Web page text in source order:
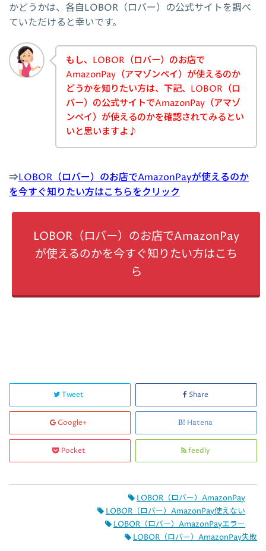
かどうかは、各自LOBOR（ロバー）の公式サイトを調べ
ていただけると幸いです。
もし、LOBOR（ロバー）のお店で
AmazonPay（アマゾンペイ）が使えるのか
どうかを知りたい方は、下記、LOBOR（ロ
バー）の公式サイトでAmazonPay（アマゾ
ンペイ）が使えるのかを確認されてみるとい
いと思いますよ♪
⇒LOBOR（ロバー）のお店でAmazonPayが使えるのか
を今すぐ知りたい方はこちらをクリック
LOBOR（ロバー）のお店でAmazonPay
が使えるのかを今すぐ知りたい方はこち
ら
Tweet Share
Google+ Hatena
Pocket feedly
LOBOR（ロバー）AmazonPay
LOBOR（ロバー）AmazonPay使えない
LOBOR（ロバー）AmazonPayエラー
LOBOR（ロバー）AmazonPay失敗